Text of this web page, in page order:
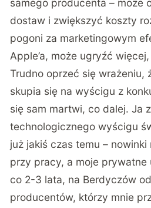
samego producenta – może
dostaw i zwiększyć koszty
pogoni za marketingowym
Apple’a, może ugryźć
Trudno oprzeć się wrażeniu,
skupia się na wyścigu z
się sam martwi, co dalej. Ja
technologicznego wyścigu
już jakiś czas temu –
przy pracy, a moje prywatne
co 2-3 lata, na Berdyczów
producentów, którzy mnie